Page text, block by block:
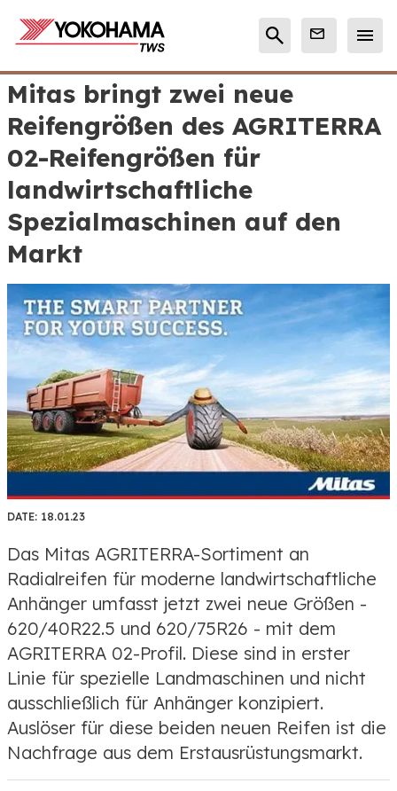
Mitas bringt zwei neue
Reifengrößen des AGRITERRA
02-Reifengrößen für
landwirtschaftliche
Spezialmaschinen auf den
Markt
DATE: 18.01.23
Das Mitas AGRITERRA-Sortiment an
Radialreifen für moderne landwirtschaftliche
Anhänger umfasst jetzt zwei neue Größen -
620/40R22.5 und 620/75R26 - mit dem
AGRITERRA 02-Profil. Diese sind in erster
Linie für spezielle Landmaschinen und nicht
ausschließlich für Anhänger konzipiert.
Auslöser für diese beiden neuen Reifen ist die
Nachfrage aus dem Erstausrüstungsmarkt.